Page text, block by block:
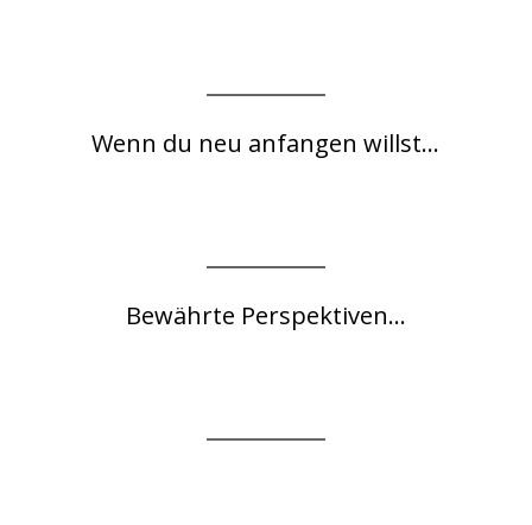
Wenn du neu anfangen willst...
Bewährte Perspektiven...